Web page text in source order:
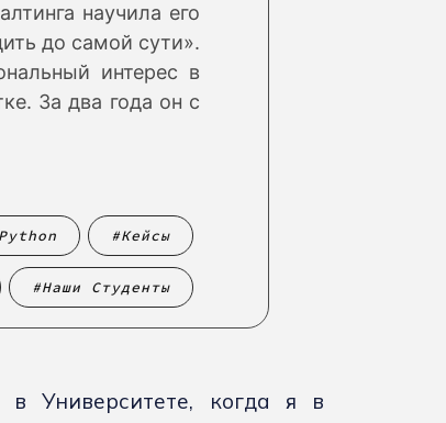
научила его
до самой сути».
интерес в
За два года он с
Python Кейсы
Наши Студенты
Университете, когда я в